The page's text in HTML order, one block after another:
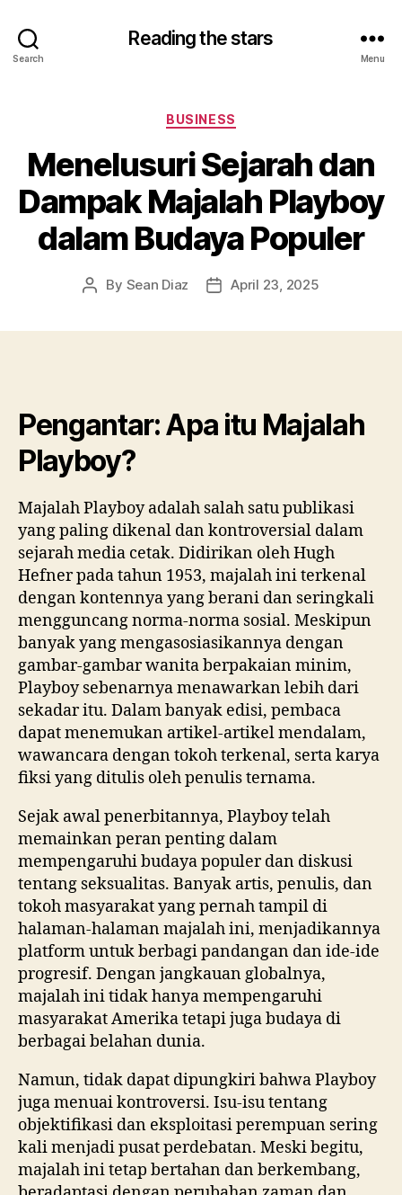
Search
Reading the stars
Menu
Categories
BUSINESS
Menelusuri Sejarah dan
Dampak Majalah Playboy
dalam Budaya Populer
Post
By Sean Diaz
PostApril 23, 2025
Pengantar: Apa itu Majalah
Playboy?
Majalah Playboy adalah salah satu publikasi
yang paling dikenal dan kontroversial dalam
sejarah media cetak. Didirikan oleh Hugh
Hefner pada tahun 1953, majalah ini terkenal
dengan kontennya yang berani dan seringkali
mengguncang norma-norma sosial. Meskipun
banyak yang mengasosiasikannya dengan
gambar-gambar wanita berpakaian minim,
Playboy sebenarnya menawarkan lebih dari
sekadar itu. Dalam banyak edisi, pembaca
dapat menemukan artikel-artikel mendalam,
wawancara dengan tokoh terkenal, serta karya
fiksi yang ditulis oleh penulis ternama.
Sejak awal penerbitannya, Playboy telah
memainkan peran penting dalam
mempengaruhi budaya populer dan diskusi
tentang seksualitas. Banyak artis, penulis, dan
tokoh masyarakat yang pernah tampil di
halaman-halaman majalah ini, menjadikannya
platform untuk berbagi pandangan dan ide-ide
progresif. Dengan jangkauan globalnya,
majalah ini tidak hanya mempengaruhi
masyarakat Amerika tetapi juga budaya di
berbagai belahan dunia.
Namun, tidak dapat dipungkiri bahwa Playboy
juga menuai kontroversi. Isu-isu tentang
objektifikasi dan eksploitasi perempuan sering
kali menjadi pusat perdebatan. Meski begitu,
majalah ini tetap bertahan dan berkembang,